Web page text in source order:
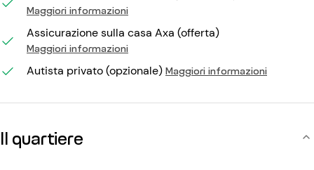
Maggiori informazioni
Assicurazione sulla casa Axa (offerta)
Maggiori informazioni
Autista privato (opzionale) Maggiori informazioni
Il quartiere